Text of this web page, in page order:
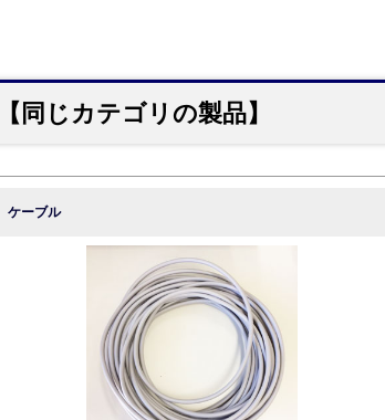
【同じカテゴリの製品】
ケーブル